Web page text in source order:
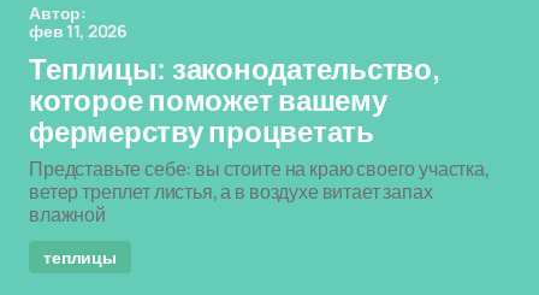
Автор:
фев 11, 2026
Теплицы: законодательство,
которое поможет вашему
фермерству процветать
Представьте себе: вы стоите на краю своего участка,
ветер треплет листья, а в воздухе витает запах
влажной
теплицы